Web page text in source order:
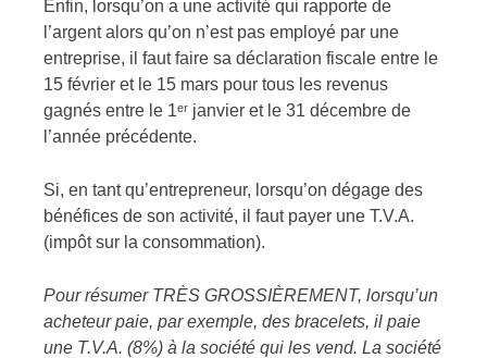
Enfin, lorsqu’on a une activité qui rapporte de
l’argent alors qu’on n’est pas employé par une
entreprise, il faut faire sa déclaration fiscale entre le
15 février et le 15 mars pour tous les revenus
gagnés entre le 1ᵉʳ janvier et le 31 décembre de
l’année précédente.
Si, en tant qu’entrepreneur, lorsqu’on dégage des
bénéfices de son activité, il faut payer une T.V.A.
(impôt sur la consommation).
Pour résumer TRÈS GROSSIÈREMENT, lorsqu’un
acheteur paie, par exemple, des bracelets, il paie
une T.V.A. (8%) à la société qui les vend. La société